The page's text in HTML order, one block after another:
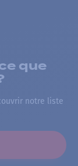
que
notre liste